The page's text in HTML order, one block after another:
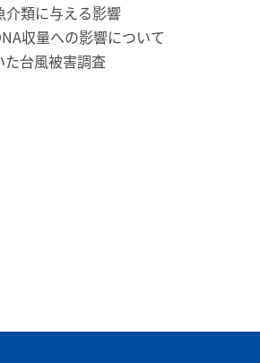
介類に与える影響
収量への影響について
台風被害調査